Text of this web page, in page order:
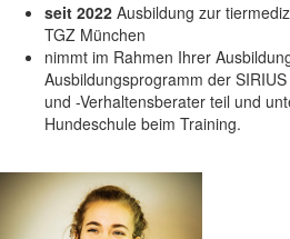
seit 2022 Ausbildung zur
TGZ München
nimmt im Rahmen Ihrer
Ausbildungsprogramm der
und -Verhaltensberater teil und
Hundeschule beim Training.